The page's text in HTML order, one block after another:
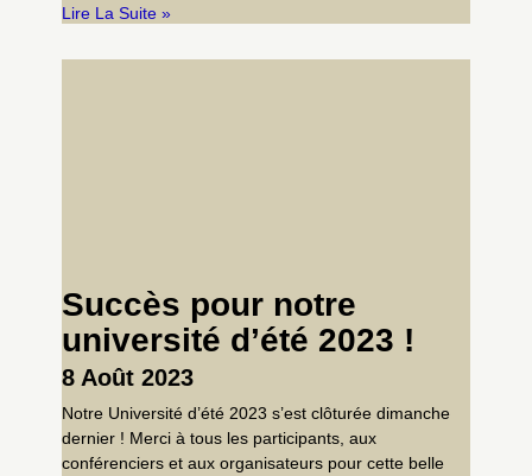
Lire La Suite »
Succès pour notre
université d’été 2023 !
8 Août 2023
Notre Université d’été 2023 s’est clôturée dimanche
dernier ! Merci à tous les participants, aux
conférenciers et aux organisateurs pour cette belle